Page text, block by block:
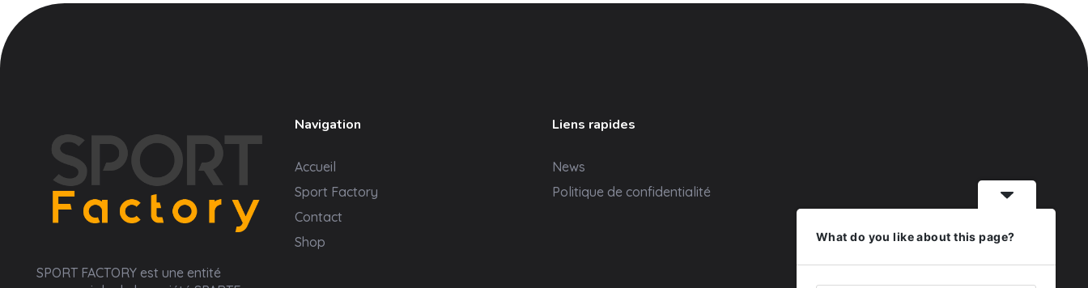
SPORT FACTORY est une entité
Navigation
Accueil
Sport Factory
Contact
Shop
Liens rapides
News
Politique de confidentialité
What do you like about this page?